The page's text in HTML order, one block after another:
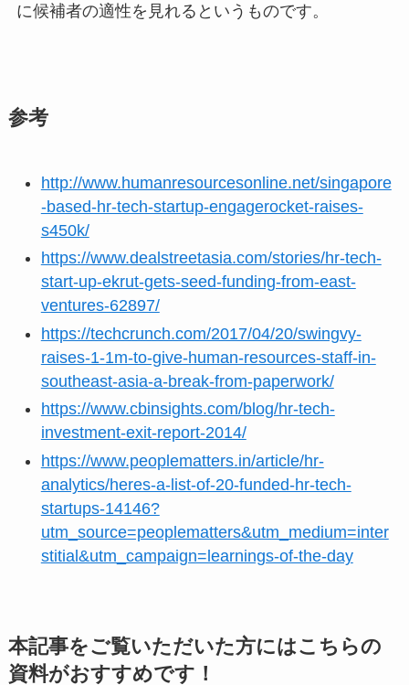
に候補者の適性を見れるというものです。
参考
http://www.humanresourcesonline.net/singapore
-based-hr-tech-startup-engagerocket-raises-
s450k/
https://www.dealstreetasia.com/stories/hr-tech-
start-up-ekrut-gets-seed-funding-from-east-
ventures-62897/
https://techcrunch.com/2017/04/20/swingvy-
raises-1-1m-to-give-human-resources-staff-in-
southeast-asia-a-break-from-paperwork/
https://www.cbinsights.com/blog/hr-tech-
investment-exit-report-2014/
https://www.peoplematters.in/article/hr-
analytics/heres-a-list-of-20-funded-hr-tech-
startups-14146?
utm_source=peoplematters&utm_medium=inter
stitial&utm_campaign=learnings-of-the-day
本記事をご覧いただいた方にはこちらの
資料がおすすめです！